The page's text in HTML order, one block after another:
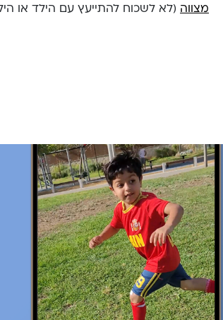
מצווה (לא לשכוח להתייעץ עם הילד או